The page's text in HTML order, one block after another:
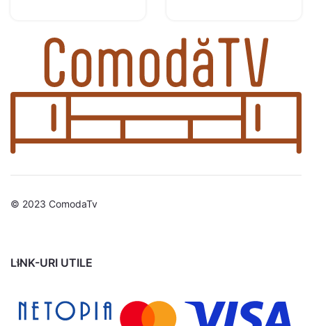
© 2023 ComodaTv
LINK-URI UTILE